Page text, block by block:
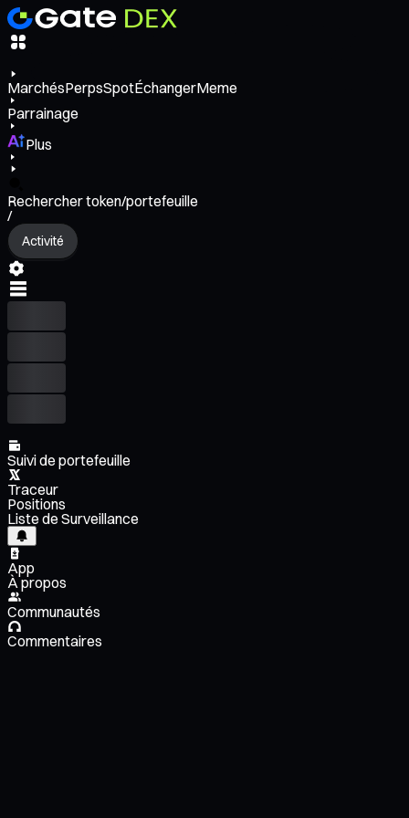
MarchésPerpsSpotÉchangerMeme
Parrainage
Plus
Rechercher token/portefeuille
/
Activité
Suivi de portefeuille
Traceur
Positions
Liste de Surveillance
App
À propos
Communautés
Commentaires